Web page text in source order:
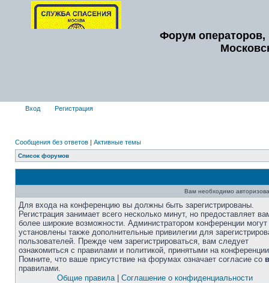
Форум операторов,
Вход Регистрация
Сообщения без ответов | Активные темы
Список форумов
Вам необходимо
Для входа на конференцию вы должны быть зарегистрированы.
Регистрация занимает всего несколько минут, но предоставляет
более широкие возможности. Администратором конференции
установлены также дополнительные привилегии для
пользователей. Прежде чем зарегистрироваться, вам следует
ознакомиться с правилами и политикой, принятыми на
Помните, что ваше присутствие на форумах означает согласие со
правилами.
Общие правила| Соглашение о конфиденциальности